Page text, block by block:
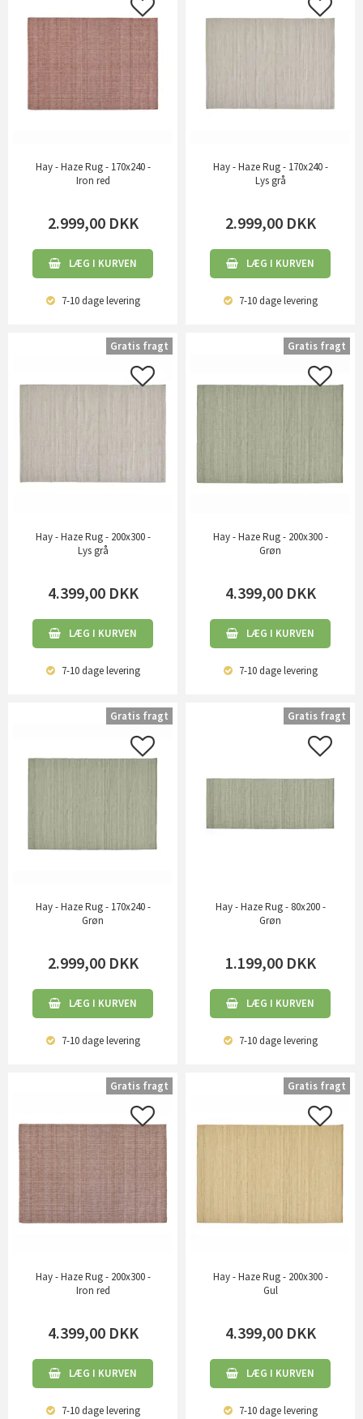
Hay - Haze Rug - 170x240 -
Iron red
2.999,00 DKK
LÆG I KURVEN
7-10 dagelevering
Hay - Haze Rug - 170x240 -
Lys grå
2.999,00 DKK
LÆG I KURVEN
7-10 dagelevering
Hay - Haze Rug - 200x300 -
Lys grå
4.399,00 DKK
LÆG I KURVEN
7-10 dagelevering
Gratis fragt
Hay - Haze Rug - 200x300 -
Grøn
4.399,00 DKK
LÆG I KURVEN
7-10 dagelevering
Gratis fragt
Hay - Haze Rug - 170x240 -
Grøn
2.999,00 DKK
LÆG I KURVEN
7-10 dagelevering
Gratis fragt
Hay - Haze Rug - 80x200 -
Grøn
1.199,00 DKK
LÆG I KURVEN
7-10 dagelevering
Gratis fragt
Hay - Haze Rug - 200x300 -
Iron red
4.399,00 DKK
LÆG I KURVEN
7-10 dagelevering
Gratis fragt
Hay - Haze Rug - 200x300 -
Gul
4.399,00 DKK
LÆG I KURVEN
7-10 dagelevering
Gratis fragt